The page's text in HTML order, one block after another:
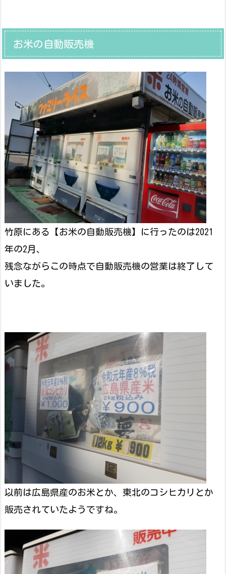
お米の自動販売機
竹原にある【お米の自動販売機】に行ったのは2021
年の2月、
残念ながらこの時点で自動販売機の営業は終了して
いました。
以前は広島県産のお米とか、東北のコシヒカリとか
販売されていたようですね。